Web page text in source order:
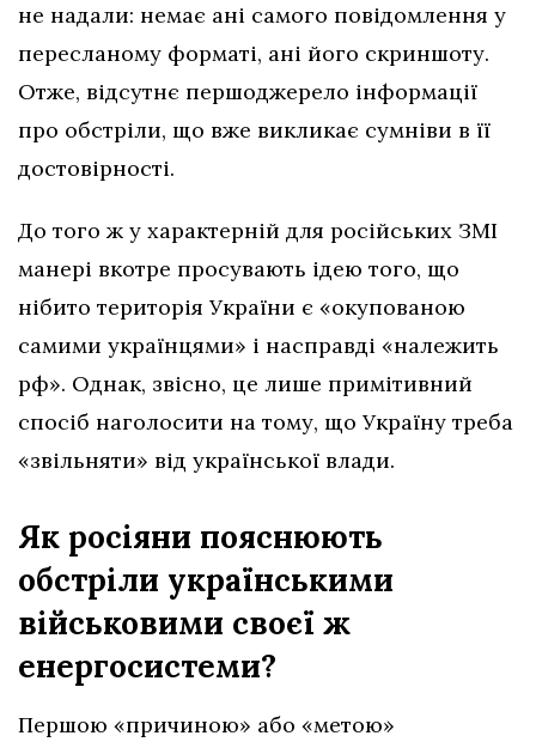
не надали: немає ані самого повідомлення у
пересланому форматі, ані його скриншоту.
Отже, відсутнє першоджерело інформації
про обстріли, що вже викликає сумніви в її
достовірності.
До того ж у характерній для російських ЗМІ
манері вкотре просувають ідею того, що
нібито територія України є «окупованою
самими українцями» і насправді «належить
рф». Однак, звісно, це лише примітивний
спосіб наголосити на тому, що Україну треба
«звільняти» від української влади.
Як росіяни пояснюють
обстріли українськими
військовими своєї ж
енергосистеми?
Першою «причиною» або «метою»